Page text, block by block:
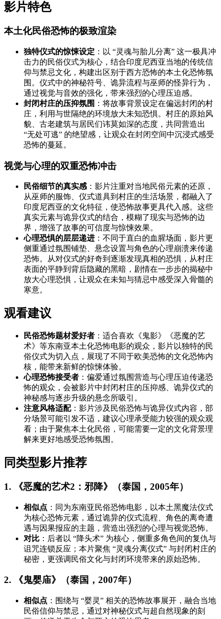
影片特色
本土化民俗恐怖的极致渲染
独特仪式的惊悚设定 ：以 “灵魂与胎儿分离” 这一极具冲
击力的民俗仪式为核心，结合印度尼西亚当地的传统信
仰与禁忌文化，构建出区别于西方恐怖的本土化恐怖氛
围。仪式中的神秘符号、诡异流程与巫师的怪异行为，
通过视觉与音效的强化，带来强烈的心理压迫感。
封闭村庄的压抑氛围 ：将故事背景设定在偏远封闭的村
庄，利用与世隔绝的环境放大未知恐惧。村庄的原始风
貌、古老建筑与居民们讳莫如深的态度，共同营造出
“无处可逃” 的绝望感，让观众在封闭空间中沉浸式感受
恐怖的蔓延。
视觉与心理的双重恐怖冲击
民俗细节的真实感 ：影片注重对当地民俗元素的还原，
从巫师的服饰、仪式道具到村庄的生活场景，都融入了
印度尼西亚的文化特征，使恐怖故事更具代入感。这些
真实元素与诡异仪式的结合，模糊了现实与恐怖的边
界，增强了故事的可信度与惊悚效果。
心理恐惧的层层递进 ：不同于直白的血腥场面，影片更
侧重通过氛围铺垫、悬念设置与角色的心理崩溃来传递
恐怖。从对仪式的好奇到逐渐发现真相的恐惧，从村庄
表面的平静到背后隐藏的黑暗，剧情在一步步的揭秘中
放大心理恐惧，让观众在未知与猜忌中感受深入骨髓的
寒意。
观看建议
民俗恐怖题材爱好者 ：适合喜欢《鬼影》《恶魔的艺
术》等东南亚本土化恐怖电影的观众，影片以独特的民
俗仪式为切入点，展现了不同于欧美恐怖的文化恐怖内
核，能带来新鲜的惊悚体验。
心理恐怖接受者 ：偏爱通过氛围营造与心理压迫传递恐
怖的观众，会被影片中封闭村庄的压抑感、诡异仪式的
神秘感与逐步升级的悬念所吸引。
注意风格适配：影片涉及民俗恐怖与诡异仪式内容，部
分场景可能引发不适，建议心理承受能力较强的观众观
看；由于聚焦本土化民俗，可能需要一定的文化背景理
解来更好地感受恐怖氛围。
同类型影片推荐
1. 《恶魔的艺术2：邪降》（泰国，2005年）
相似点 ：同为东南亚民俗恐怖电影，以本土黑魔法仪式
为核心恐怖元素，通过诡异的仪式流程、角色的离奇遭
遇与因果报应的主题，营造出强烈的心理与视觉恐怖。
对比 ：后者以 “降头术” 为核心，侧重多角色间的复仇与
诅咒连锁反应；本片聚焦 “灵魂分离仪式” 与封闭村庄的
秘密，更强调民俗文化与封闭环境带来的原始恐怖。
2. 《鬼婴庙》（泰国，2007年）
相似点 ：围绕与 “婴灵” 相关的恐怖故事展开，融合当地
民俗信仰与禁忌，通过对神秘仪式与超自然现象的刻